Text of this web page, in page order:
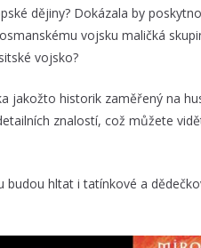
dějiny? Dokázala by
vojsku maličká
vojsko?
jakožto historik zaměřený na
znalostí, což můžete
hltat i tatínkové a